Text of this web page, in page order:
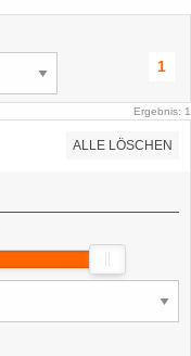
1
Ergebnis: 1
ALLE LÖSCHEN